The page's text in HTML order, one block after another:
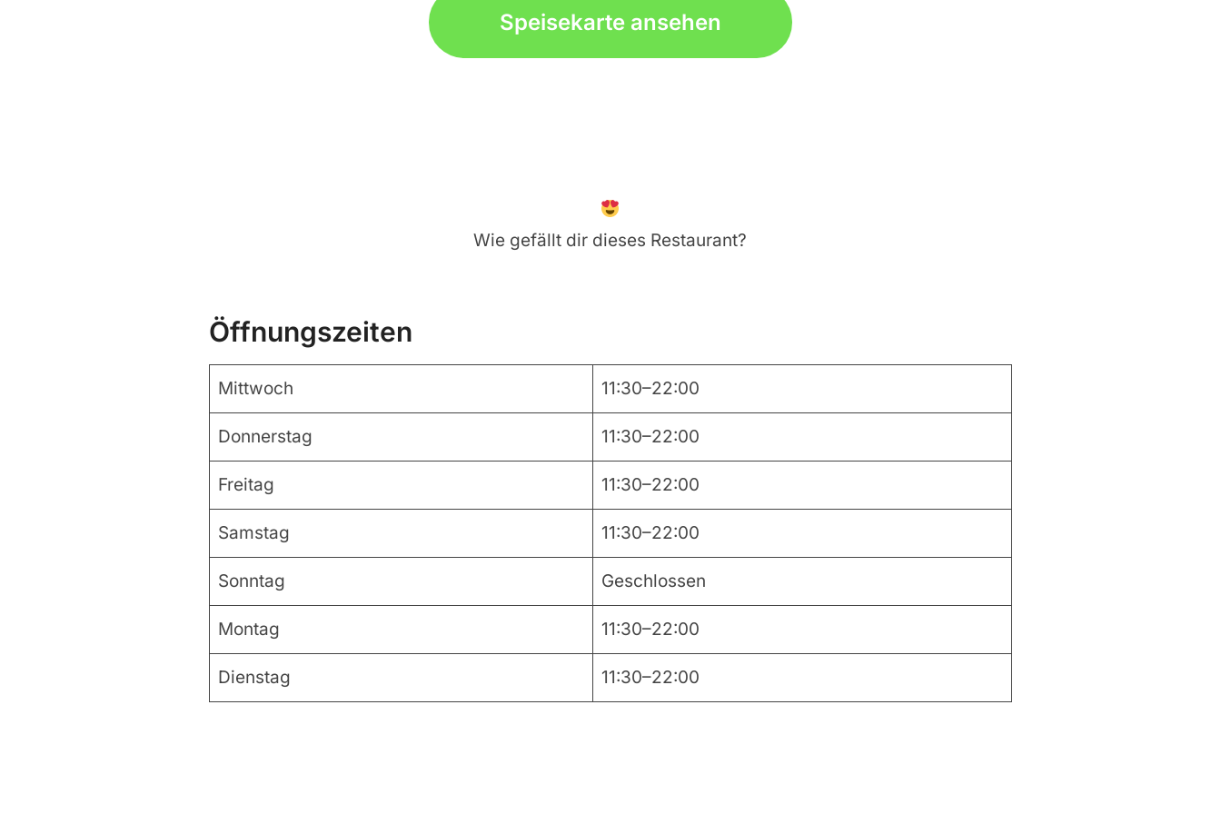
Speisekarte ansehen
Wie gefällt dir dieses Restaurant?
Öffnungszeiten
Mittwoch 11:30–22:00
Donnerstag 11:30–22:00
Freitag 11:30–22:00
Samstag 11:30–22:00
Sonntag Geschlossen
Montag 11:30–22:00
Dienstag 11:30–22:00